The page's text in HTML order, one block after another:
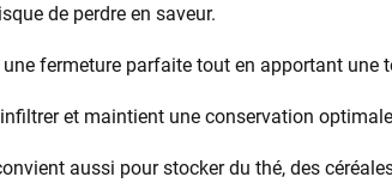
de perdre en saveur.
fermeture parfaite tout en apportant une
et maintient une conservation
aussi pour stocker du thé, des